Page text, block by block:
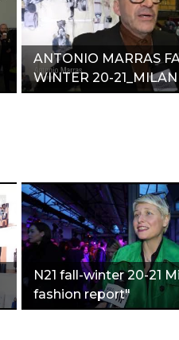
ANTONIO MARRAS
WINTER 20-21_MILAN
FASHION REPORT"
N21 fall-winter 20-21
fashion report"